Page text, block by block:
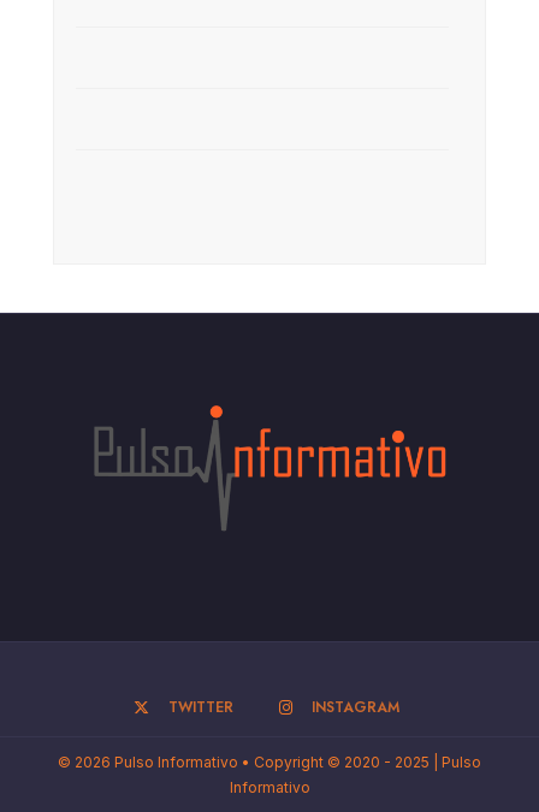
TWITTER INSTAGRAM
© 2026 Pulso Informativo • Copyright © 2020 - 2025 | Pulso
Informativo